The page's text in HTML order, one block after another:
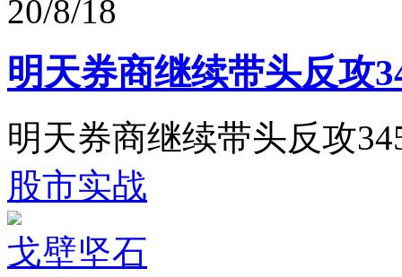
20/8/18
明天券商继续带头反攻
明天券商继续带头反攻
股市实战
戈壁坚石